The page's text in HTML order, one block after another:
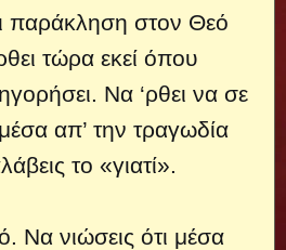
παράκληση στον Θεό
τώρα εκεί όπου
Να ‘ρθει να σε
απ’ την τραγωδία
το «γιατί».
Να νιώσεις ότι μέσα